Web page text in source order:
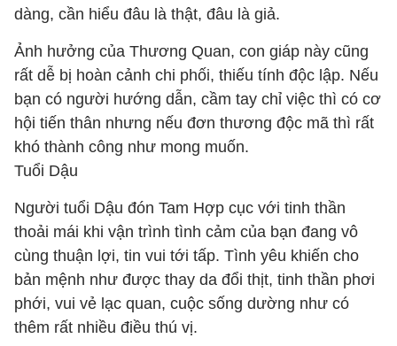
dàng, cần hiểu đâu là thật, đâu là giả.
Ảnh hưởng của Thương Quan, con giáp này cũng
rất dễ bị hoàn cảnh chi phối, thiếu tính độc lập. Nếu
bạn có người hướng dẫn, cầm tay chỉ việc thì có cơ
hội tiến thân nhưng nếu đơn thương độc mã thì rất
khó thành công như mong muốn.
Tuổi Dậu
Người tuổi Dậu đón Tam Hợp cục với tinh thần
thoải mái khi vận trình tình cảm của bạn đang vô
cùng thuận lợi, tin vui tới tấp. Tình yêu khiến cho
bản mệnh như được thay da đổi thịt, tinh thần phơi
phới, vui vẻ lạc quan, cuộc sống dường như có
thêm rất nhiều điều thú vị.